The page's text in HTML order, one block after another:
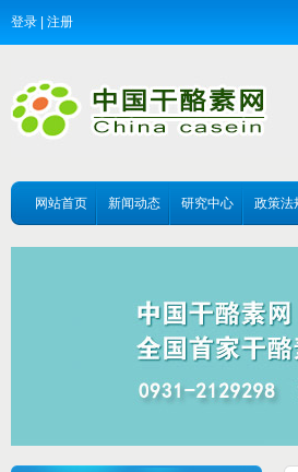
登录 注册
网站首页 新闻动态 研究中心 政策法